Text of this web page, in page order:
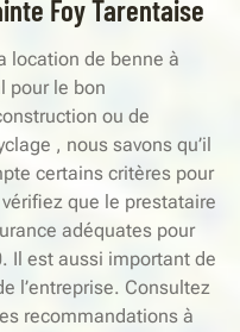
Foy Tarentaise
location de benne à
pour le bon
ou de
, nous savons qu’il
certains critères pour
que le prestataire
adéquates pour
Il est aussi important de
l’entreprise. Consultez
recommandations à